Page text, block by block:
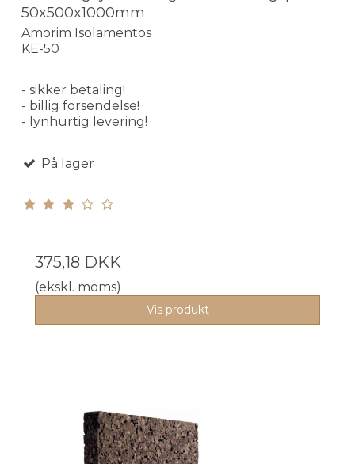
50x500x1000mm
Amorim Isolamentos
KE-50
- sikker betaling!
- billig forsendelse!
- lynhurtig levering!
På lager
375,18 DKK
(ekskl. moms)
Vis produkt